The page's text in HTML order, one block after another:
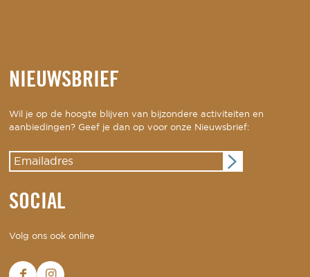
NIEUWSBRIEF
Wil je op de hoogte blijven van bijzondere activiteiten en
aanbiedingen? Geef je dan op voor onze Nieuwsbrief:
SOCIAL
Volg ons ook online